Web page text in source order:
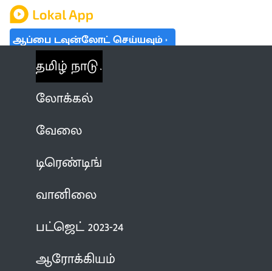
ஆப்பை டவுன்லோட் செய்யவும்
தமிழ் நாடு
லோக்கல்
வேலை
டிரெண்டிங்
வானிலை
பட்ஜெட் 2023-24
ஆரோக்கியம்